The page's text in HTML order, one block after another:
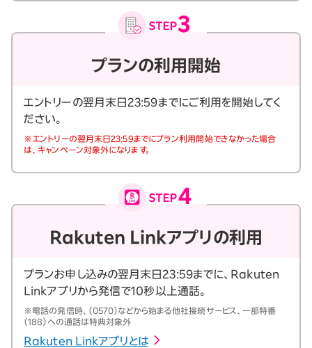
プランの利用開始
エントリーの翌月末日23:59までにご利用を開始してく
ださい。
※エントリーの翌月末日23:59までにプラン利用開始できなかった場合
は、キャンペーン対象外になります。
Rakuten Linkアプリの利用
プランお申し込みの翌月末日23:59までに、Rakuten
Linkアプリから発信で10秒以上通話。
※電話の発信時、（0570）などから始まる他社接続サービス、一部特番
（188）への通話は特典対象外
Rakuten Linkアプリとは